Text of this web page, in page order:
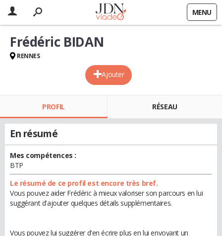
MENU
Ajouter
Frédéric BIDAN
RENNES
PROFIL RÉSEAU
En résumé
Mes compétences :
BTP
Le résumé de ce profil est encore très bref.
Vous pouvez aider Frédéric à mieux valoriser son parcours en lui
suggérant d'ajouter quelques détails supplémentaires.
Vous pouvez lui suggérer d'en écrire plus en lui envoyant un